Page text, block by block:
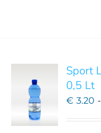
PIÙ
VARIANTI.
LE
OPZIONI
POSSONO
ESSERE
Sport
0,5 Lt
€ 3.20 -